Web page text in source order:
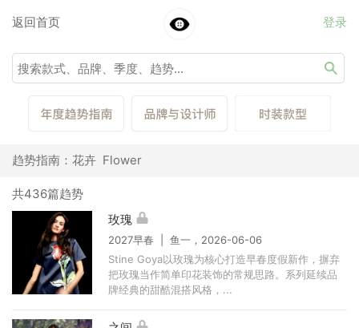
返回首页 登录
趋势指南：花卉 Flower
共436篇趋势
玫瑰
2027早春 | 鱼一，2026-06-06
Stine Goya以玫瑰为核心打造早春度假新作，摒弃
把玫瑰当作简单印花装饰的常规思路。系列延续品
牌经典的甜酷混搭风格，...